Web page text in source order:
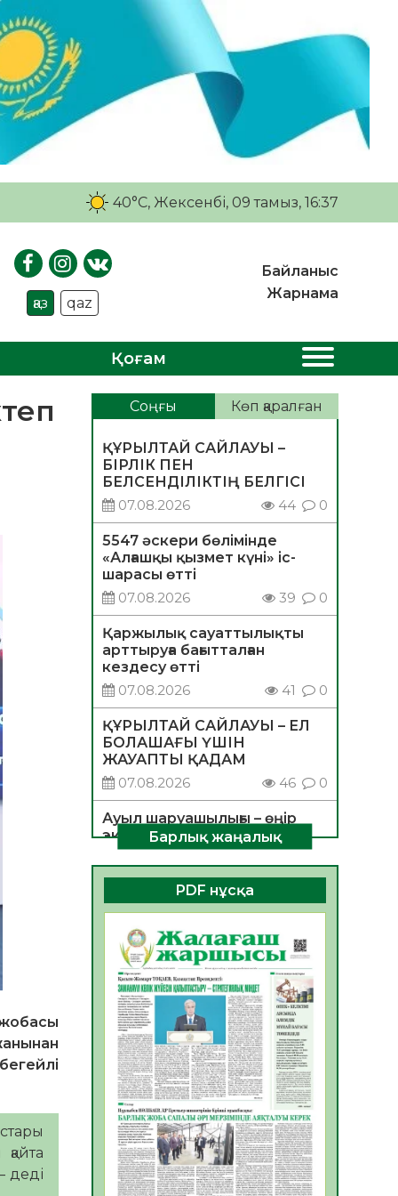
40°C, Жексенбі, 09 тамыз, 16:37
қаз qaz
Байланыс
Жарнама
Қоғам
деді
Соңғы Көп қаралған
ҚҰРЫЛТАЙ САЙЛАУЫ –
БІРЛІК ПЕН
БЕЛСЕНДІЛІКТІҢ БЕЛГІСІ
07.08.2026
44 0
5547 әскери бөлімінде
«Алғашқы қызмет күні» іс-
шарасы өтті
07.08.2026
39 0
Қаржылық сауаттылықты
арттыруға бағытталған
кездесу өтті
07.08.2026
41 0
ҚҰРЫЛТАЙ САЙЛАУЫ – ЕЛ
БОЛАШАҒЫ ҮШІН
ЖАУАПТЫ ҚАДАМ
07.08.2026
46 0
Ауыл шаруашылығы – өңір
экономикасының негізгі
тірегі
06.08.2026
53 0
ҚОҒАМДЫҚ БЕЛСЕНДІЛІК –
ЕЛ ДАМУЫНЫҢ НЕГІЗІ
06.08.2026
51
ҚҰРЫЛТАЙ САЙЛАУЫ –
БОЛАШАҚҚА БАСТАР
ЖАУАПТЫ ТАҢДАУ
06.08.2026
53
Инфекциялық ауруларға
қарсы иммундау
жұмыстарының тиімділігі
06.08.2026
55
Көкжөтел ауруы туралы
Барлық жаңалық
PDF нұсқа